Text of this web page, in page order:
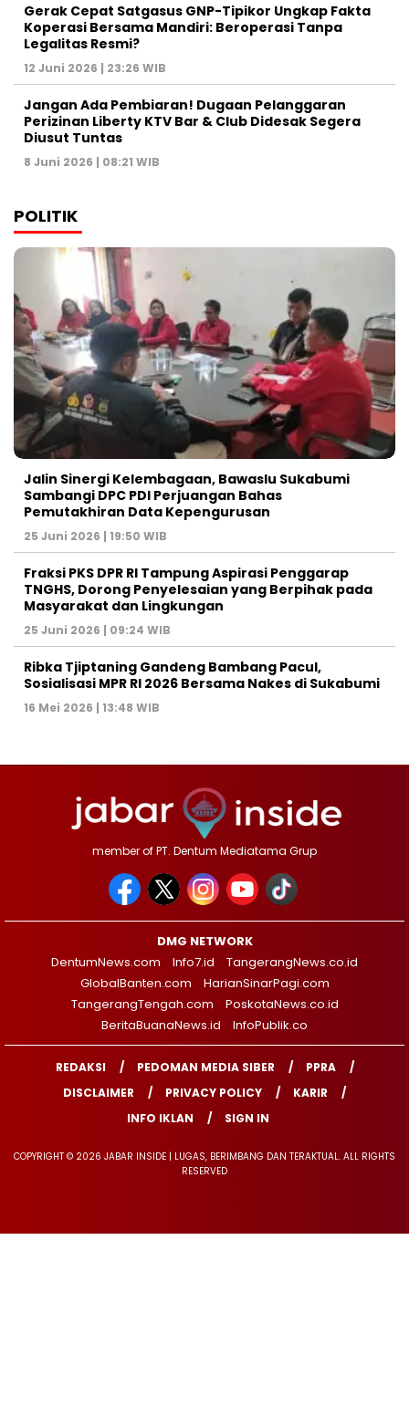
Gerak Cepat Satgasus GNP-Tipikor Ungkap Fakta
Koperasi Bersama Mandiri: Beroperasi Tanpa
Legalitas Resmi?
12 Juni 2026 | 23:26 WIB
Jangan Ada Pembiaran! Dugaan Pelanggaran
Perizinan Liberty KTV Bar & Club Didesak Segera
Diusut Tuntas
8 Juni 2026 | 08:21 WIB
POLITIK
Jalin Sinergi Kelembagaan, Bawaslu Sukabumi
Sambangi DPC PDI Perjuangan Bahas
Pemutakhiran Data Kepengurusan
25 Juni 2026 | 19:50 WIB
‎Fraksi PKS DPR RI Tampung Aspirasi Penggarap
TNGHS, Dorong Penyelesaian yang Berpihak pada
Masyarakat dan Lingkungan‎
25 Juni 2026 | 09:24 WIB
Ribka Tjiptaning Gandeng Bambang Pacul,
Sosialisasi MPR RI 2026 Bersama Nakes di Sukabumi
16 Mei 2026 | 13:48 WIB
member of PT. Dentum Mediatama Grup
DMG NETWORK
DentumNews.com
Info7.id
TangerangNews.co.id
GlobalBanten.com
HarianSinarPagi.com
TangerangTengah.com
PoskotaNews.co.id
BeritaBuanaNews.id
InfoPublik.co
REDAKSI PEDOMAN MEDIA SIBER
PPRA
DISCLAIMER
PRIVACY POLICY
KARIR
INFO IKLAN
SIGN IN
COPYRIGHT © 2026 JABAR INSIDE | LUGAS, BERIMBANG DAN TERAKTUAL. ALL RIGHTS
RESERVED